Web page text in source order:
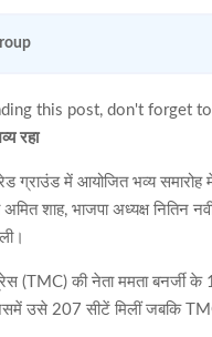
this post, don't forget
रहा
ग्राउंड में आयोजित भव्य
अमित शाह, भाजपा अध्यक्ष
(TMC) की नेता ममता बनर्जी के
उसे 207 सीटें मिलीं जबकि